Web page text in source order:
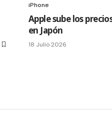
iPhone
Apple sube los
en Japón
18 Julio 2026